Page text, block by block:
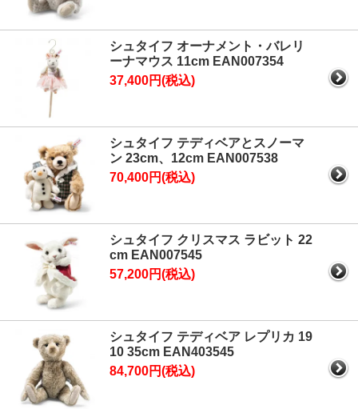
シュタイフ オーナメント・バレリ
ーナマウス 11cm EAN007354
37,400円(税込)
シュタイフ テディベアとスノーマ
ン 23cm、12cm EAN007538
70,400円(税込)
シュタイフ クリスマス ラビット 22
cm EAN007545
57,200円(税込)
シュタイフ テディベア レプリカ 19
10 35cm EAN403545
84,700円(税込)